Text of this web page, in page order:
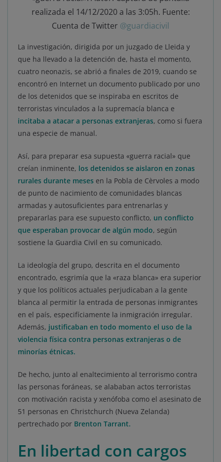
realizada el 14/12/2020 a las 3:05h. Fuente:
Cuenta de Twitter @guardiacivil
La investigación, dirigida por un juzgado de Lleida y
que ha llevado a la detención de, hasta el momento,
cuatro neonazis, se abrió a finales de 2019, cuando se
encontró en Internet un documento publicado por uno
de los detenidos que se inspiraba en escritos de
terroristas vinculados a la supremacía blanca e
incitaba a atacar a personas extranjeras, como si fuera
una especie de manual.
Así, para preparar esa supuesta «guerra racial» que
creían inminente, los detenidos se aislaron en zonas
rurales durante meses en la Pobla de Cèrvoles a modo
de punto de nacimiento de comunidades blancas
armadas y autosuficientes para entrenarlas y
prepararlas para ese supuesto conflicto, un conflicto
que esperaban provocar de algún modo, según
sostiene la Guardia Civil en su comunicado.
La ideología del grupo, descrita en el documento
encontrado, esgrimía que la «raza blanca» era superior
y que los políticos actuales perjudicaban a la gente
blanca al permitir la entrada de personas inmigrantes
en el país, especifíciamente la inmigración irregular.
Además, justificaban en todo momento el uso de la
violencia física contra personas extranjeras o de
minorías étnicas.
De hecho, junto al enaltecimiento al terrorismo contra
las personas foráneas, se alababan actos terroristas
con motivación racista y xenófoba como el asesinato de
51 personas en Christchurch (Nueva Zelanda)
pertrechado por Brenton Tarrant.
En libertad con cargos